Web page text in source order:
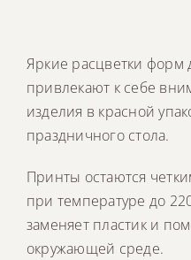
Яркие расцветки форм
привлекают к себе
изделия в красной
праздничного стола.
Принты остаются
при температуре до
заменяет пластик и
окружающей среде.